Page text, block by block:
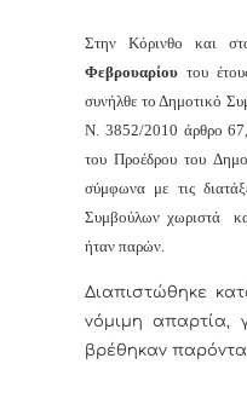
Στην Κόρινθο και
Φεβρουαρίου του
συνήλθε το Δημοτικό
Ν. 3852/2010 άρθρο 67,
του Προέδρου του
σύμφωνα με τις
Συμβούλων χωριστά
ήταν παρών.
Διαπιστώθηκε
νόμιμη απαρτία,
βρέθηκαν παρόντα